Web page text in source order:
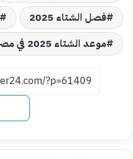
فصل الشتاء 2025
موعد الشتاء 2025 في مصر